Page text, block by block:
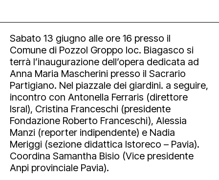
Newsletter
Sabato 13 giugno alle ore 16 presso il
Comune di Pozzol Groppo loc. Biagasco si
terrà l’inaugurazione dell’opera dedicata ad
Anna Maria Mascherini presso il Sacrario
Partigiano. Nel piazzale dei giardini. a seguire,
incontro con Antonella Ferraris (direttore
Isral), Cristina Franceschi (presidente
Fondazione Roberto Franceschi), Alessia
Manzi (reporter indipendente) e Nadia
Meriggi (sezione didattica Istoreco – Pavia).
Coordina Samantha Bisio (Vice presidente
Anpi provinciale Pavia).